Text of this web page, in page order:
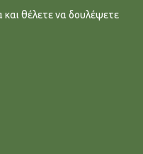
και θέλετε να δουλέψετε